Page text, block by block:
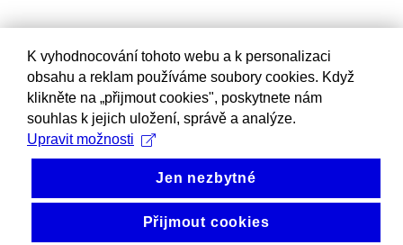
K vyhodnocování tohoto webu a k personalizaci
obsahu a reklam používáme soubory cookies. Když
klikněte na „přijmout cookies", poskytnete nám
souhlas k jejich uložení, správě a analýze.
Upravit možnosti
Jen nezbytné
Přijmout cookies